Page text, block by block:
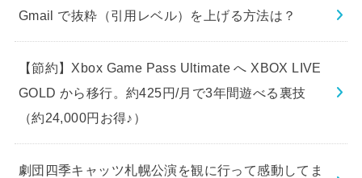
Gmail で抜粋（引用レベル）を上げる方法は？
【節約】Xbox Game Pass Ultimate へ XBOX LIVE
GOLD から移行。約425円/月で3年間遊べる裏技
（約24,000円お得♪）
劇団四季キャッツ札幌公演を観に行って感動してま